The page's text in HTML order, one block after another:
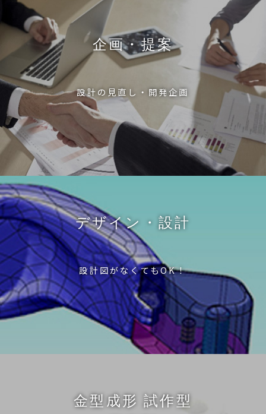
企画・提案
設計の見直し・開発企画
デザイン・設計
設計図がなくてもOK！
金型成形 試作型